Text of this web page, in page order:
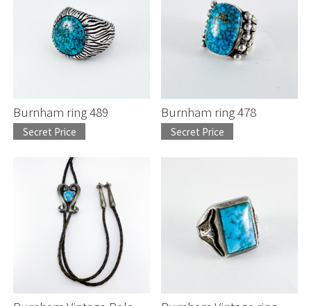
Burnham ring 489
Secret Price
Burnham ring 478
Secret Price